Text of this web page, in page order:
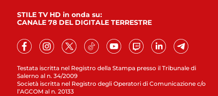
Testata iscritta nel Registro della Stampa presso il Tribunale di
Salerno al n. 34/2009
Società iscritta nel Registro degli Operatori di Comunicazione c/o
l’AGCOM al n. 20133
STILE TV HD in onda su:
CANALE 78 DEL DIGITALE TERRESTRE